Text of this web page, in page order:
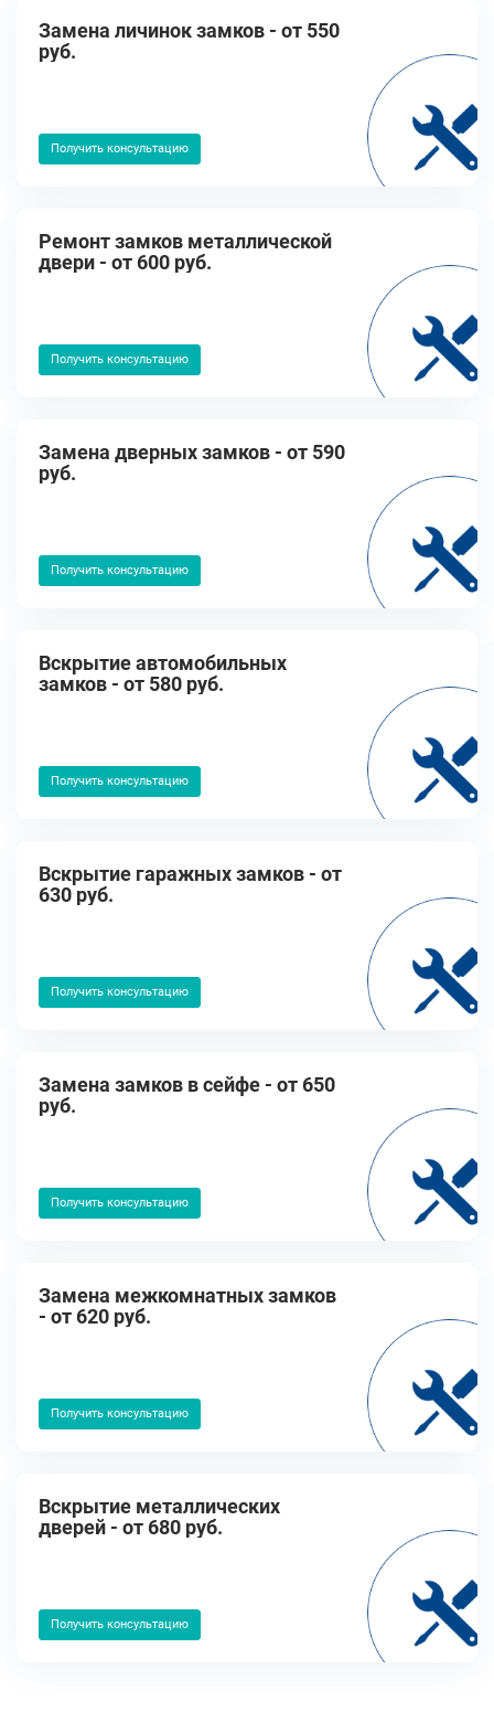
Замена личинок замков - от 550
руб.
Получить консультацию
Ремонт замков металлической
двери - от 600 руб.
Получить консультацию
Замена дверных замков - от 590
руб.
Получить консультацию
Вскрытие автомобильных
замков - от 580 руб.
Получить консультацию
Вскрытие гаражных замков - от
630 руб.
Получить консультацию
Замена замков в сейфе - от 650
руб.
Получить консультацию
Замена межкомнатных замков
- от 620 руб.
Получить консультацию
Вскрытие металлических
дверей - от 680 руб.
Получить консультацию